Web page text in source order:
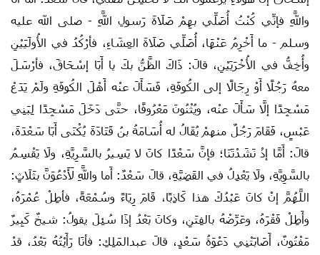
واللَّهِ فإنِّي كُنْتُ أُصَلِّي بهِمْ صَلَاةَ رَسولِ اللَّهِ - صلى الله عليه
وسلم - ما أَخْرِمُ عَنْهَا، أُصَلِّي صَلَاةَ العِشَاءِ، فأرْكُدُ في الأُولَيَيْنِ
وأُخِفُّ في الأُخْرَيَيْنِ، قالَ: ذَاكَ الظَّنُّ بكَ يا أَبَا إسْحَاقَ، فأرْسَلَ
معهُ رَجُلًا أَوْ رِجَالًا إلى الكُوفَةِ، فَسَأَلَ عنْه أَهْلَ الكُوفَةِ ولَمْ يَدَعْ
مَسْجِدًا إلَّا سَأَلَ عنْه، ويُثْنُونَ مَعْرُوفًا، حتَّى دَخَلَ مَسْجِدًا لِبَنِي
عَبْسٍ، فَقَامَ رَجُلٌ منهمْ يُقَالُ له أُسَامَةُ بنُ قَتَادَةَ يُكْنَى أَبَا سَعْدَةَ،
قالَ: أَمَّا إذْ نَشَدْتَنَا؛ فإنَّ سَعْدًا كانَ لا يَسِيرُ بالسَّرِيَّةِ، ولَا يَقْسِمُ
بالسَّوِيَّةِ، ولَا يَعْدِلُ في القَضِيَّةِ، قالَ سَعْدٌ: أَما واللَّهِ لَأَدْعُوَنَّ بثَلَاثٍ:
اللَّهُمَّ إنْ كانَ عَبْدُكَ هذا كَاذِبًا، قَامَ رِيَاءً وسُمْعَةً، فأطِلْ عُمْرَهُ،
وأَطِلْ فَقْرَهُ، وعَرِّضْهُ بالفِتَنِ، وكانَ بَعْدُ إذَا سُئِلَ يقولُ: شيخٌ كَبِيرٌ
مَفْتُونٌ، أَصَابَتْنِي دَعْوَةُ سَعْدٍ، قالَ عبدالمَلِكِ: فأنَا رَأَيْتُهُ بَعْدُ، قدْ